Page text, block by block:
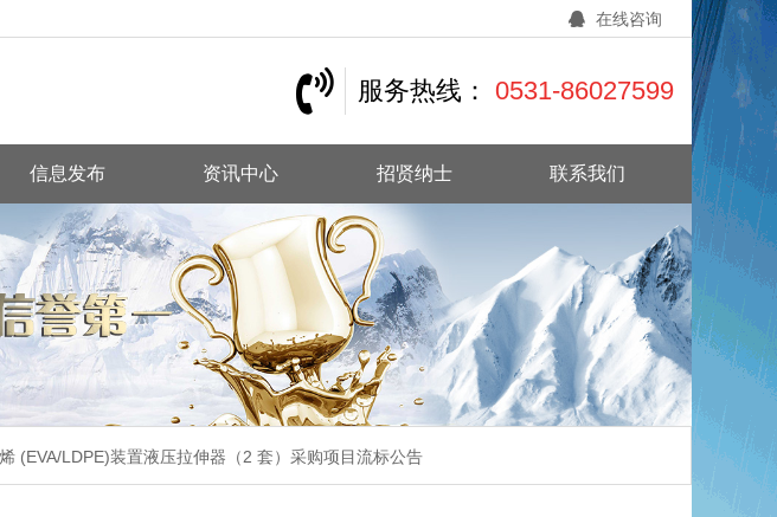
在线咨询
服务热线： 0531-86027599
信息发布 资讯中心 招贤纳士 联系我们
(EVA/LDPE)装置液压拉伸器（2 套）采购项目流标公告